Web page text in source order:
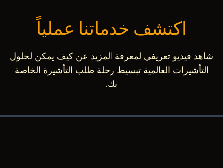
اكتشف خدماتنا عملياً
شاهد فيديو تعريفي لمعرفة المزيد عن كيف يمكن لحلول
التأشيرات العالمية تبسيط رحلة طلب التأشيرة الخاصة
بك.